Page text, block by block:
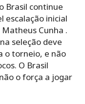
Brasil continue
escalação inicial
Matheus Cunha .
seleção deve
o torneio, e não
O Brasil
o força a jogar